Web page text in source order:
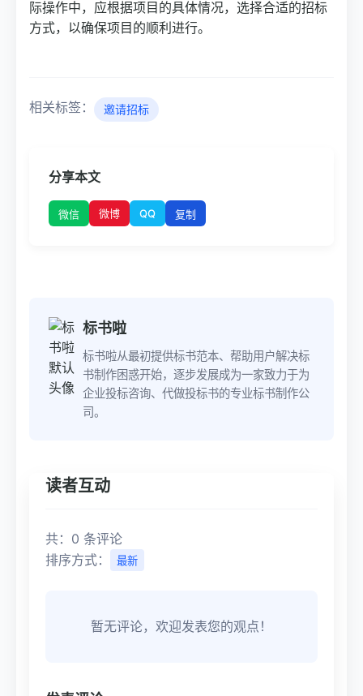
际操作中，应根据项目的具体情况，选择合适的招标
方式，以确保项目的顺利进行。
相关标签： 邀请招标
分享本文
微信 微博 QQ 复制
标书啦
标书啦从最初提供标书范本、帮助用户解决标
书制作困惑开始，逐步发展成为一家致力于为
企业投标咨询、代做投标书的专业标书制作公
司。
读者互动
共：0 条评论
排序方式：
最新
暂无评论，欢迎发表您的观点！